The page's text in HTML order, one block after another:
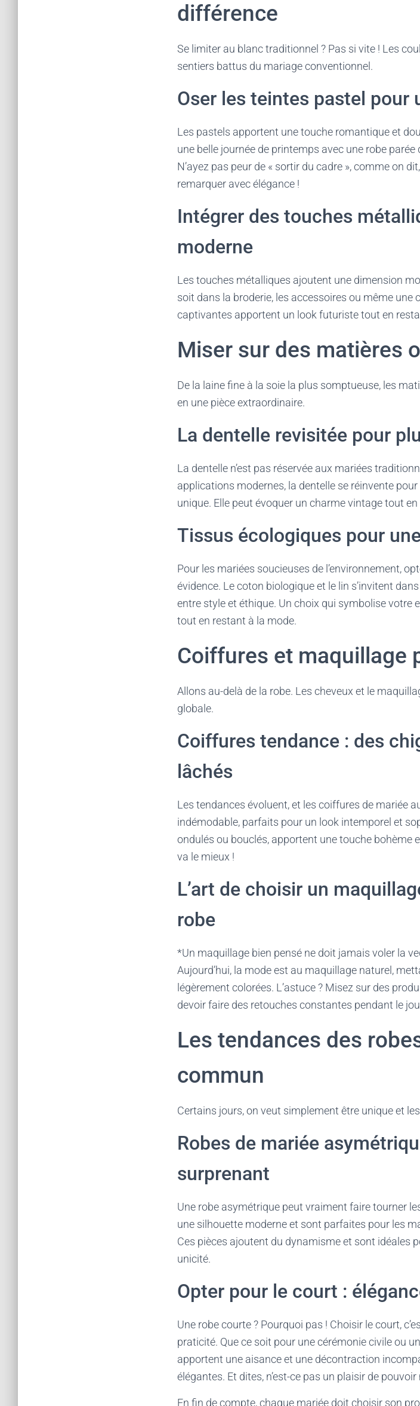
différence
Se limiter au blanc traditionnel ? Pas si vite ! Les
sentiers battus du mariage conventionnel.
Oser les teintes pastel pour
Les pastels apportent une touche romantique et
une belle journée de printemps avec une robe
N’ayez pas peur de « sortir du cadre », comme on
remarquer avec élégance !
Intégrer des touches
moderne
Les touches métalliques ajoutent une dimension
soit dans la broderie, les accessoires ou même une
captivantes apportent un look futuriste tout en
Miser sur des matières
De la laine fine à la soie la plus somptueuse, les
en une pièce extraordinaire.
La dentelle revisitée pour
La dentelle n’est pas réservée aux mariées
applications modernes, la dentelle se réinvente
unique. Elle peut évoquer un charme vintage tout
Tissus écologiques pour
Pour les mariées soucieuses de l’environnement,
évidence. Le coton biologique et le lin s’invitent
entre style et éthique. Un choix qui symbolise votre
tout en restant à la mode.
Coiffures et maquillage
Allons au-delà de la robe. Les cheveux et le
globale.
Coiffures tendance : des
lâchés
Les tendances évoluent, et les coiffures de mariée
indémodable, parfaits pour un look intemporel et
ondulés ou bouclés, apportent une touche bohème
va le mieux !
L’art de choisir un
robe
*Un maquillage bien pensé ne doit jamais voler la
Aujourd’hui, la mode est au maquillage naturel,
légèrement colorées. L’astuce ? Misez sur des
devoir faire des retouches constantes pendant le
Les tendances des
commun
Certains jours, on veut simplement être unique et
Robes de mariée
surprenant
Une robe asymétrique peut vraiment faire tourner
une silhouette moderne et sont parfaites pour les
Ces pièces ajoutent du dynamisme et sont idéales
unicité.
Opter pour le court :
Une robe courte ? Pourquoi pas ! Choisir le court,
praticité. Que ce soit pour une cérémonie civile ou
apportent une aisance et une décontraction
élégantes. Et dites, n’est-ce pas un plaisir de
En fin de compte, chaque mariée doit choisir son